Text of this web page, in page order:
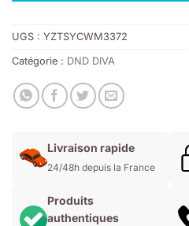
UGS : YZTSYCWM3372
Catégorie : DND DIVA
Livraison rapide
24/48h depuis la France
Produits
authentiques